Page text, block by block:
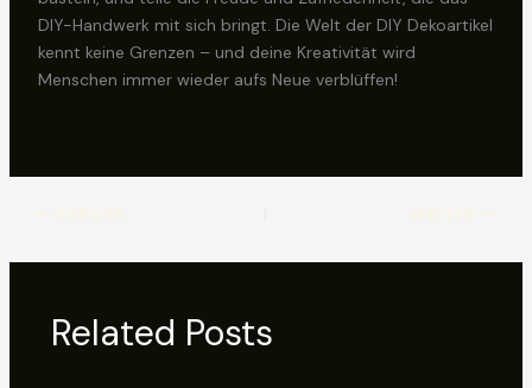
DIY-Handwerk mit sich bringt. Die Welt der DIY Dekoartikel
kennt keine Grenzen – und deine Kreativität wird
Menschen immer wieder aufs Neue verblüffen!
Related Posts